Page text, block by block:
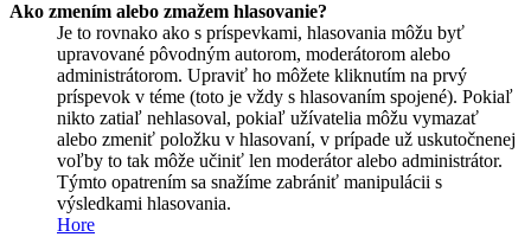
Ako zmením alebo zmažem hlasovanie?
Je to rovnako ako s príspevkami, hlasovania môžu byť
upravované pôvodným autorom, moderátorom alebo
administrátorom. Upraviť ho môžete kliknutím na prvý
príspevok v téme (toto je vždy s hlasovaním spojené). Pokiaľ
nikto zatiaľ nehlasoval, pokiaľ užívatelia môžu vymazať
alebo zmeniť položku v hlasovaní, v prípade už uskutočnenej
voľby to tak môže učiniť len moderátor alebo administrátor.
Týmto opatrením sa snažíme zabrániť manipulácii s
výsledkami hlasovania.
Hore